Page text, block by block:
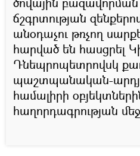
ճշգրտության
անօդաչու թռչող
հարված են հասցրել
Դնեպրոպետրովսկ
պաշտպանական-
համալիրի
հաղորդագրության